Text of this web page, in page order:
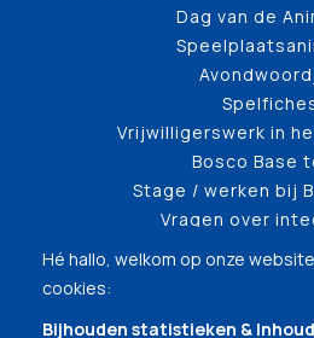
Dag van de
Vrijwilligerswerk in
Bosco Base
Stage / werken bij
Vragen over
Hé hallo, welkom op onze
cookies:
Bijhouden statistieken &